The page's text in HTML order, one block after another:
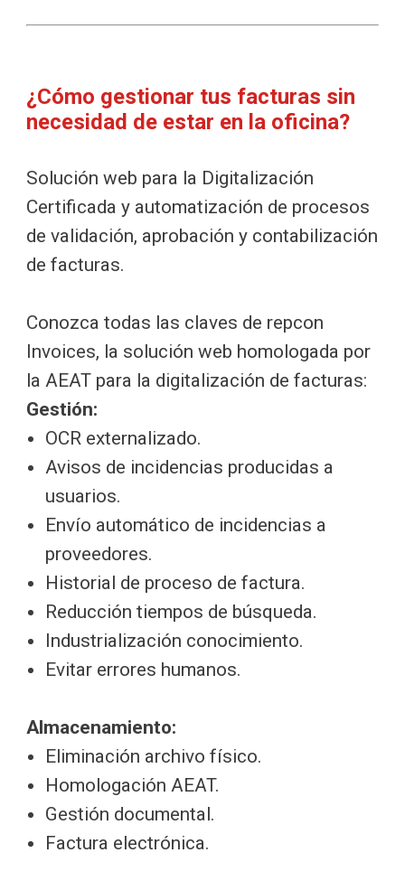
¿Cómo gestionar tus facturas sin
necesidad de estar en la oficina?
Solución web para la Digitalización
Certificada y automatización de procesos
de validación, aprobación y contabilización
de facturas.
Conozca todas las claves de repcon
Invoices, la solución web homologada por
la AEAT para la digitalización de facturas:
Gestión:
OCR externalizado.
Avisos de incidencias producidas a
usuarios.
Envío automático de incidencias a
proveedores.
Historial de proceso de factura.
Reducción tiempos de búsqueda.
Industrialización conocimiento.
Evitar errores humanos.
Almacenamiento:
Eliminación archivo físico.
Homologación AEAT.
Gestión documental.
Factura electrónica.